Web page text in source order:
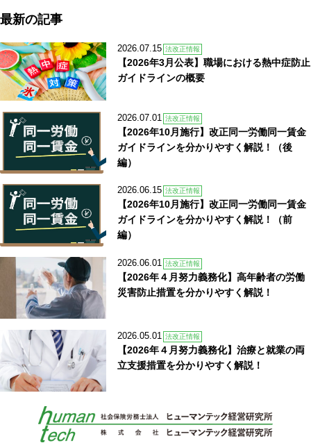
最新の記事
2026.07.15 法改正情報
【2026年3月公表】職場における熱中症防止
ガイドラインの概要
2026.07.01 法改正情報
【2026年10月施行】改正同一労働同一賃金
ガイドラインを分かりやすく解説！（後
編）
2026.06.15 法改正情報
【2026年10月施行】改正同一労働同一賃金
ガイドラインを分かりやすく解説！（前
編）
2026.06.01 法改正情報
【2026年４月努力義務化】高年齢者の労働
災害防止措置を分かりやすく解説！
2026.05.01 法改正情報
【2026年４月努力義務化】治療と就業の両
立支援措置を分かりやすく解説！